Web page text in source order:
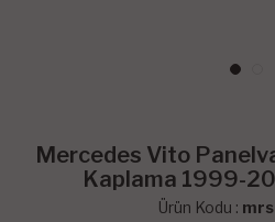
Mercedes Vito
Kaplama 1999-
Ürün Kodu :